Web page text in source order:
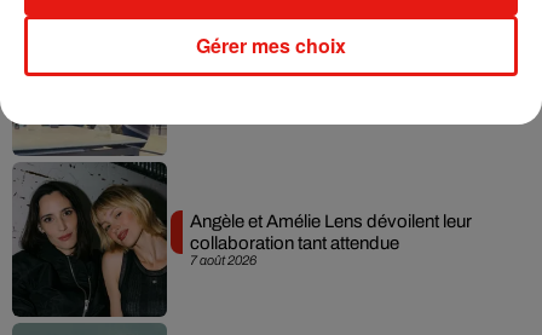
dansant de l’année
7 août 2026
Angèle et Amélie Lens dévoilent leur
collaboration tant attendue
Gérer mes choix